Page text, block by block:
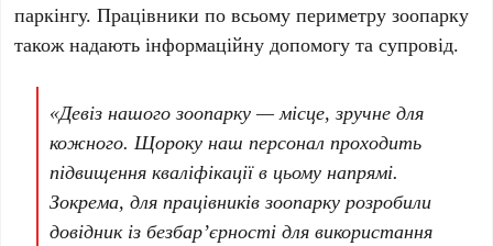
паркінгу. Працівники по всьому периметру зоопарку
також надають інформаційну допомогу та супровід.
«Девіз нашого зоопарку — місце, зручне для
кожного. Щороку наш персонал проходить
підвищення кваліфікації в цьому напрямі.
Зокрема, для працівників зоопарку розробили
довідник із безбар’єрності для використання